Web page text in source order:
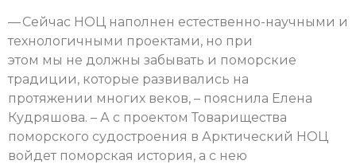
— Сейчас НОЦ наполнен естественно-научными и
технологичными проектами, но при
этом мы не должны забывать и поморские
традиции, которые развивались на
протяжении многих веков, – пояснила Елена
Кудряшова. – А с проектом Товарищества
поморского судостроения в Арктический НОЦ
войдет поморская история, а с нею